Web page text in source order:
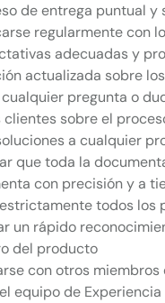
de entrega puntual y
regularmente con
adecuadas y
actualizada sobre
pregunta o
clientes sobre el
a cualquier
que toda la
con precisión y a
todos los
un rápido
del producto
con otros miembros
equipo de